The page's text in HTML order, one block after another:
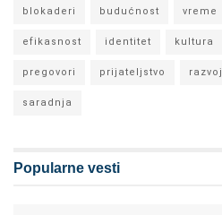
blokaderi budućnost vreme
efikasnost identitet kultura
pregovori prijateljstvo razvoj
saradnja
Popularne vesti